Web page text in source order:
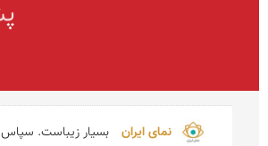
نمای ایران بسیار زیباست. سپاس